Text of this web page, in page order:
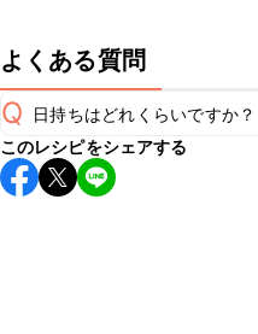
よくある質問
Q 日持ちはどれくらいですか？
こちらのレシピは出来たて
すすめします。
このレシピをシェアする